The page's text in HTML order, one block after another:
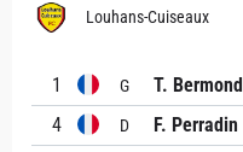
Louhans-Cuiseaux
1 G
T. Bermond
4
D
F. Perradin